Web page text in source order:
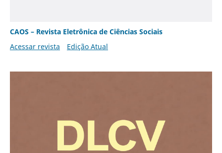
CAOS – Revista Eletrônica de Ciências Sociais
Acessar revista
Edição Atual